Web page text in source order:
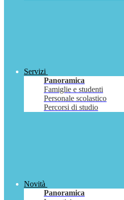
Servizi
Panoramica
Famiglie e studenti
Personale scolastico
Percorsi di studio
Novità
Panoramica